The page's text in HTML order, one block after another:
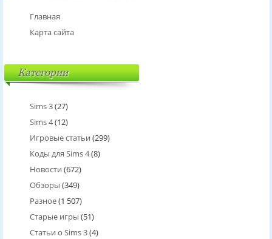
Главная
Карта сайта
Категории
Sims 3(27)
Sims 4(12)
Игровые статьи (299)
Коды для Sims 4(8)
Новости (672)
Обзоры (349)
Разное(1 507)
Старые игры (51)
Статьи о Sims 3(4)